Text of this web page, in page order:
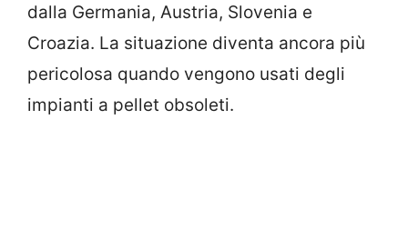
dalla Germania, Austria, Slovenia e
Croazia. La situazione diventa ancora più
pericolosa quando vengono usati degli
impianti a pellet obsoleti.